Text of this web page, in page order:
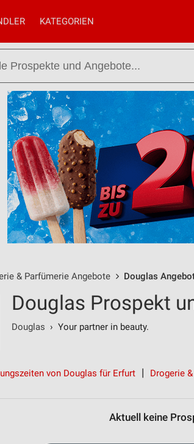
KATEGORIEN
& Parfümerie Angebote Douglas
Douglas Prospekt
Douglas › Your partner in beauty.
von Douglas für Erfurt Drogerie
Aktuell keine